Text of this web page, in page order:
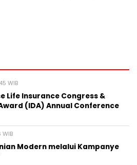
WIB
Life Insurance Congress &
(IDA) Annual Conference
Modern melalui Kampanye